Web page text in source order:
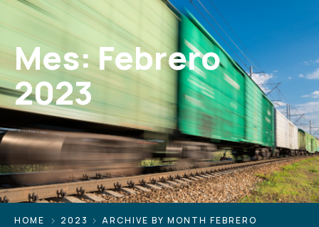
Mes:Febrero
2023
HOME 2023 ARCHIVE BY MONTH FEBRERO